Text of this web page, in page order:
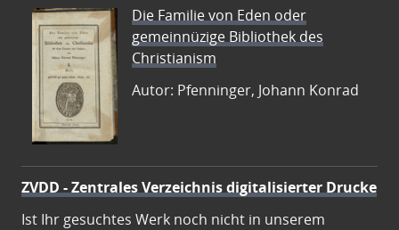
Die Familie von Eden oder
gemeinnüzige Bibliothek des
Christianism
Autor: Pfenninger, Johann Konrad
ZVDD - Zentrales Verzeichnis digitalisierter Drucke
Ist Ihr gesuchtes Werk noch nicht in unserem